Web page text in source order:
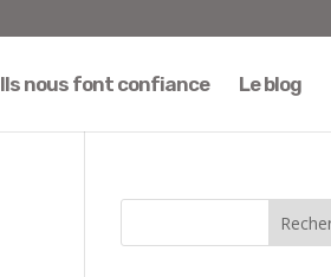
Ils nous font confiance Le blog